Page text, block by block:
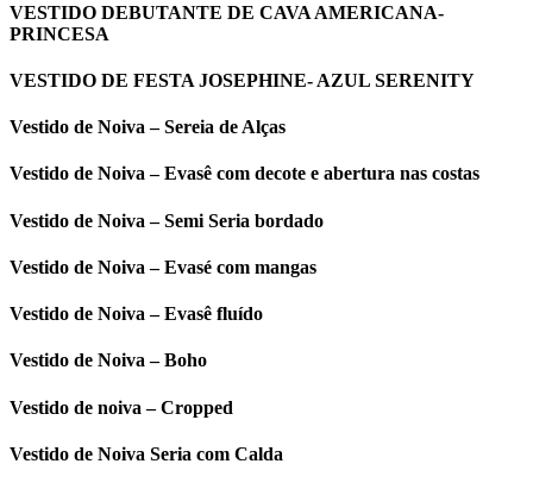
VESTIDO DEBUTANTE DE CAVA AMERICANA-
PRINCESA
VESTIDO DE FESTA JOSEPHINE- AZUL SERENITY
Vestido de Noiva – Sereia de Alças
Vestido de Noiva – Evasê com decote e abertura nas costas
Vestido de Noiva – Semi Seria bordado
Vestido de Noiva – Evasé com mangas
Vestido de Noiva – Evasê fluído
Vestido de Noiva – Boho
Vestido de noiva – Cropped
Vestido de Noiva Seria com Calda